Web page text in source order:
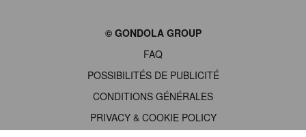
© GONDOLA GROUP
FAQ
POSSIBILITÉS DE PUBLICITÉ
CONDITIONS GÉNÉRALES
PRIVACY & COOKIE POLICY